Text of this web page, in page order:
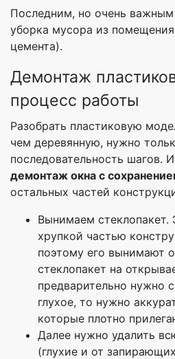
Последним, но очень важным
уборка мусора из помещения
цемента).
Демонтаж
процесс работы
Разобрать пластиковую
чем деревянную, нужно
последовательность шагов.
демонтаж окна с
остальных частей
Вынимаем стеклопакет.
хрупкой частью
поэтому его вынимают
стеклопакет на
предварительно нужно
глухое, то нужно
которые плотно
Далее нужно удалить
(глухие и от